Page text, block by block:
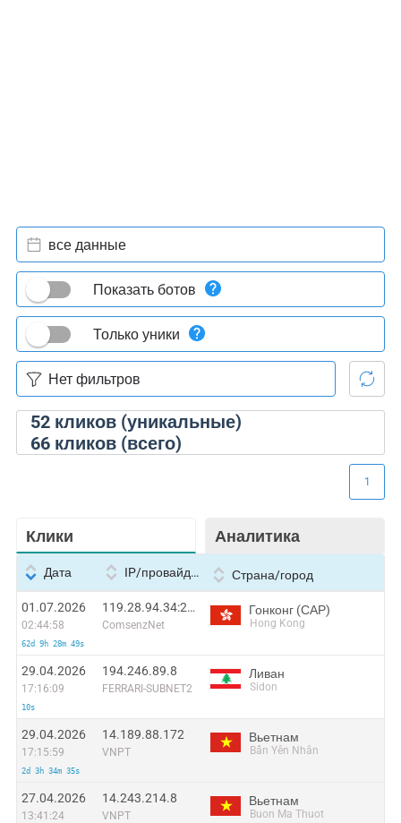
52кликов (уникальные)
66кликов (всего)
все данные
Показать ботов
Только уники
Клики Аналитика
1
Дата IP/провайдер Страна/город
01.07.2026
02:44:58
62d 9h 28m 49s
119.28.94.34:24879
ComsenzNet
Гонконг (САР)
Hong Kong
29.04.2026
17:16:09
10s
194.246.89.8
FERRARI-SUBNET2
Ливан
Sidon
29.04.2026
17:15:59
2d 3h 34m 35s
14.189.88.172
VNPT
Вьетнам
Bẩn Yên Nhân
27.04.2026
13:41:24
14.243.214.8
VNPT
Вьетнам
Buon Ma Thuot